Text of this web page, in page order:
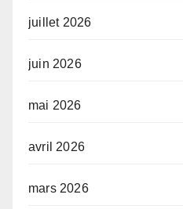
juillet 2026
juin 2026
mai 2026
avril 2026
mars 2026